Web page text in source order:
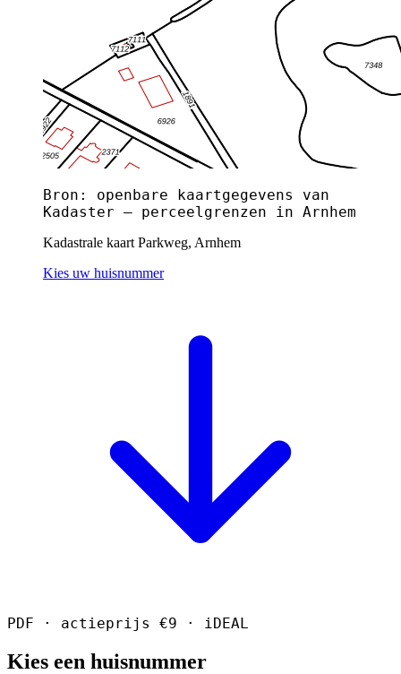
Bron: openbare kaartgegevens van
Kadaster — perceelgrenzen in Arnhem
Kadastrale kaart Parkweg, Arnhem
Kies uw huisnummer
PDF · actieprijs €9 · iDEAL
Kies een huisnummer